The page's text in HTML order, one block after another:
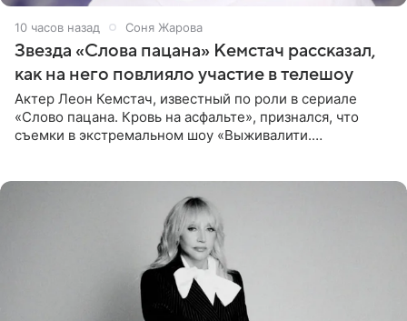
10 часов назад Соня Жарова
Звезда «Слова пацана» Кемстач рассказал,
как на него повлияло участие в телешоу
Актер Леон Кемстач, известный по роли в сериале
«Слово пацана. Кровь на асфальте», признался, что
съемки в экстремальном шоу «Выживалити.